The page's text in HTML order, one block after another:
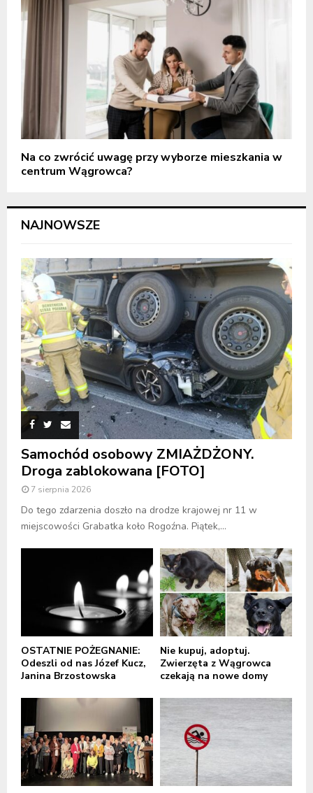
Na co zwrócić uwagę przy wyborze mieszkania w
centrum Wągrowca?
NAJNOWSZE
Samochód osobowy ZMIAŻDŻONY.
Droga zablokowana [FOTO]
7 sierpnia 2026
Do tego zdarzenia doszło na drodze krajowej nr 11 w
miejscowości Grabatka koło Rogoźna. Piątek,...
OSTATNIE POŻEGNANIE:
Odeszli od nas Józef Kucz,
Janina Brzostowska
Nie kupuj, adoptuj.
Zwierzęta z Wągrowca
czekają na nowe domy